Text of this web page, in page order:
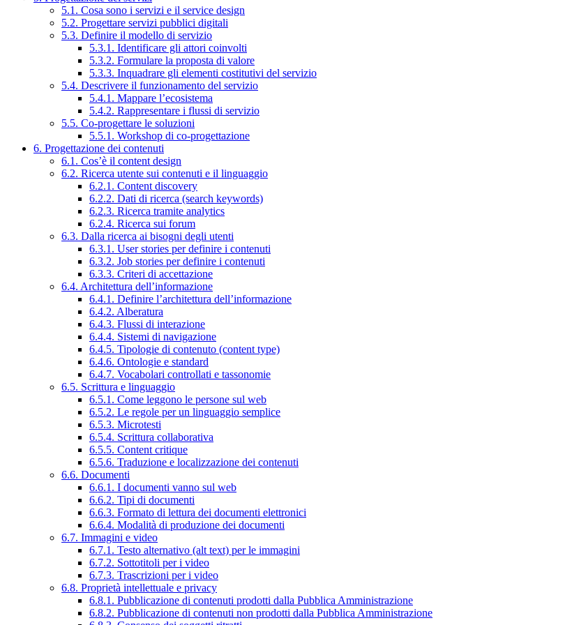
5.1. Cosa sono i servizi e il service design
5.2. Progettare servizi pubblici digitali
5.3. Definire il modello di servizio
5.3.1. Identificare gli attori coinvolti
5.3.2. Formulare la proposta di valore
5.3.3. Inquadrare gli elementi costitutivi del servizio
5.4. Descrivere il funzionamento del servizio
5.4.1. Mappare l’ecosistema
5.4.2. Rappresentare i flussi di servizio
5.5. Co-progettare le soluzioni
5.5.1. Workshop di co-progettazione
6. Progettazione dei contenuti
6.1. Cos’è il content design
6.2. Ricerca utente sui contenuti e il linguaggio
6.2.1. Content discovery
6.2.2. Dati di ricerca (search keywords)
6.2.3. Ricerca tramite analytics
6.2.4. Ricerca sui forum
6.3. Dalla ricerca ai bisogni degli utenti
6.3.1. User stories per definire i contenuti
6.3.2. Job stories per definire i contenuti
6.3.3. Criteri di accettazione
6.4. Architettura dell’informazione
6.4.1. Definire l’architettura dell’informazione
6.4.2. Alberatura
6.4.3. Flussi di interazione
6.4.4. Sistemi di navigazione
6.4.5. Tipologie di contenuto (content type)
6.4.6. Ontologie e standard
6.4.7. Vocabolari controllati e tassonomie
6.5. Scrittura e linguaggio
6.5.1. Come leggono le persone sul web
6.5.2. Le regole per un linguaggio semplice
6.5.3. Microtesti
6.5.4. Scrittura collaborativa
6.5.5. Content critique
6.5.6. Traduzione e localizzazione dei contenuti
6.6. Documenti
6.6.1. I documenti vanno sul web
6.6.2. Tipi di documenti
6.6.3. Formato di lettura dei documenti elettronici
6.6.4. Modalità di produzione dei documenti
6.7. Immagini e video
6.7.1. Testo alternativo (alt text) per le immagini
6.7.2. Sottotitoli per i video
6.7.3. Trascrizioni per i video
6.8. Proprietà intellettuale e privacy
6.8.1. Pubblicazione di contenuti prodotti dalla Pubblica Amministrazione
6.8.2. Pubblicazione di contenuti non prodotti dalla Pubblica Amministrazione